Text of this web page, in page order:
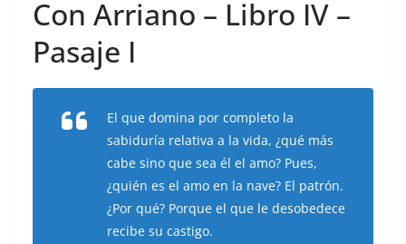
Con Arriano – Libro IV –
Pasaje I
El que domina por completo la
sabiduría relativa a la vida, ¿qué más
cabe sino que sea él el amo? Pues,
¿quién es el amo en la nave? El patrón.
¿Por qué? Porque el que le desobedece
recibe su castigo.